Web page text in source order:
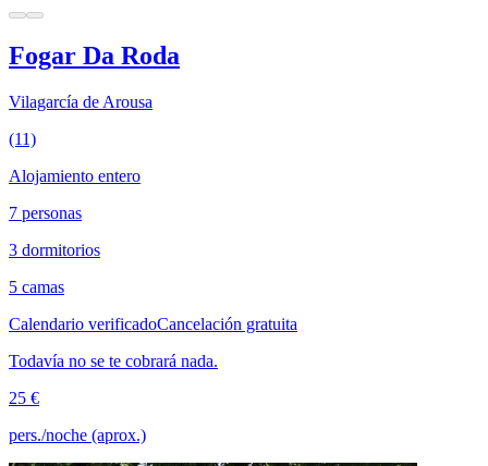
Fogar Da Roda
Vilagarcía de Arousa
(11)
Alojamiento entero
7 personas
3 dormitorios
5 camas
Calendario verificadoCancelación gratuita
Todavía no se te cobrará nada.
25 €
pers./noche (aprox.)